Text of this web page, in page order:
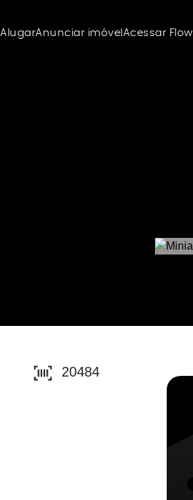
AlugarAnunciar imóvel Acessar Flow
20484